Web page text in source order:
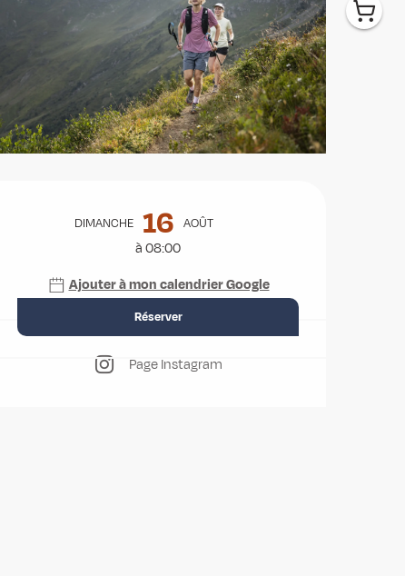
Ouverture et coordonnées
DIMANCHE 16 AOÛT
à 08:00
Ajouter à mon calendrier Google
Réserver
Page Instagram